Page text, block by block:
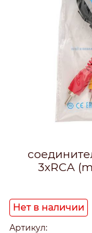
3хRCA
Нет в наличии
Артикул: